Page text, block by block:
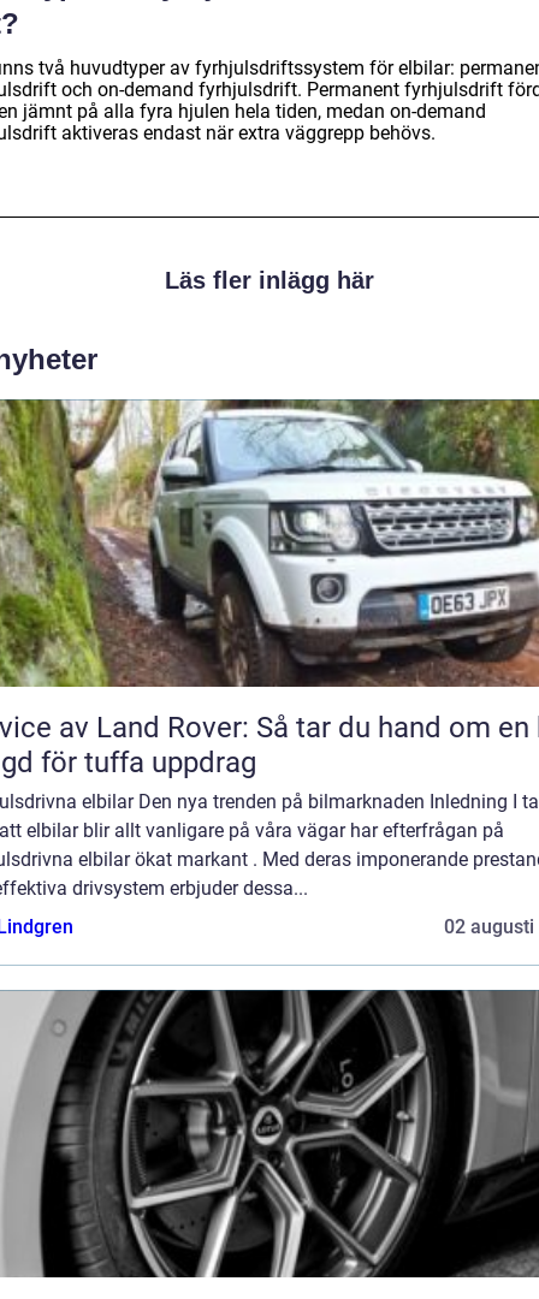
två huvudtyper av fyrhjulsdriftssystem för elbilar:
och on-demand fyrhjulsdrift. Permanent fyrhjulsdrift
jämnt på alla fyra hjulen hela tiden, medan on-demand
aktiveras endast när extra väggrepp behövs.
Läs fler inlägg här
av Land Rover: Så tar du hand om en
för tuffa uppdrag
elbilar Den nya trenden på bilmarknaden Inledning I
elbilar blir allt vanligare på våra vägar har efterfrågan på
elbilar ökat markant . Med deras imponerande
drivsystem erbjuder dessa...
02 augusti